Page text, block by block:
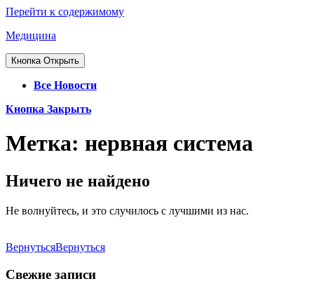
Перейти к содержимому
Медицина
Кнопка Открыть
Все Новости
Кнопка Закрыть
Метка: нервная система
Ничего не найдено
Не волнуйтесь, и это случилось с лучшими из нас.
ВернутьсяВернуться
Свежие записи